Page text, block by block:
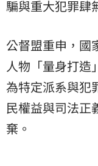
騙與重大犯罪肆
公督盟重申，國
人物「量身打造
為特定派系與犯
民權益與司法正
棄。